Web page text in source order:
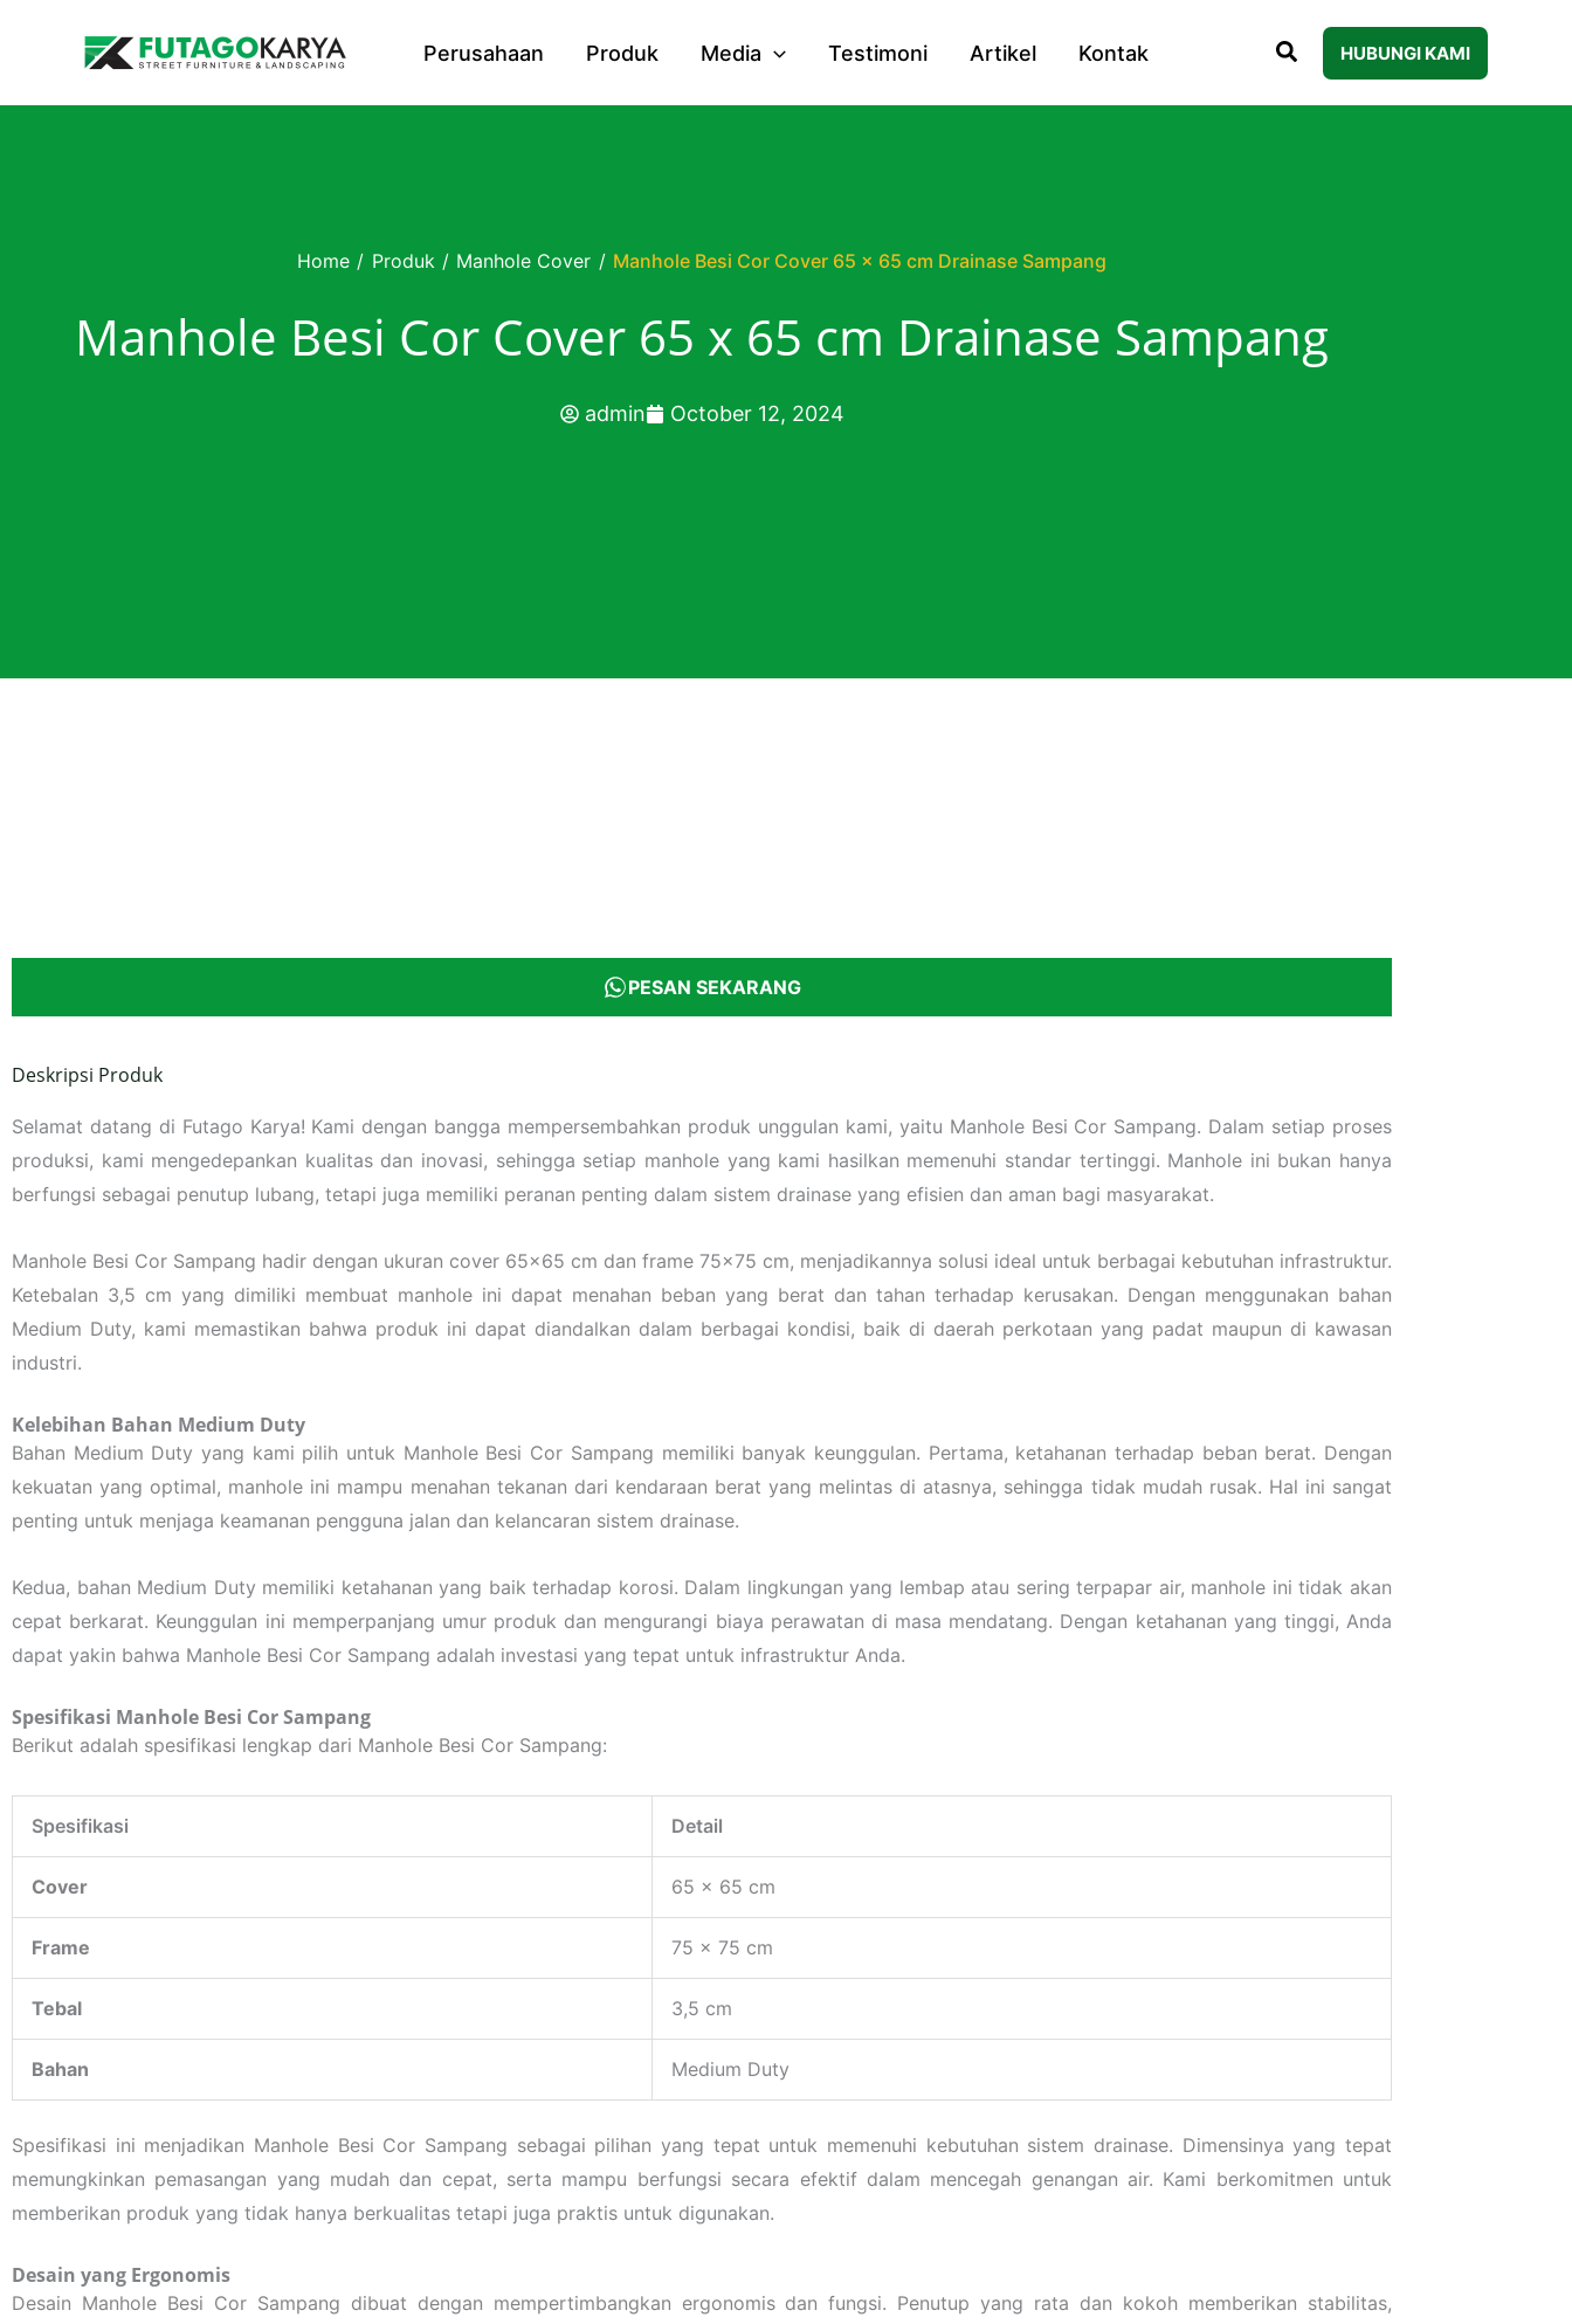
Perusahaan Produk Media Testimoni Artikel Kontak HUBUNGI KAMI
Home / Produk / Manhole Cover / Manhole Besi Cor Cover 65 x 65 cm Drainase Sampang
Manhole Besi Cor Cover 65 x 65 cm Drainase Sampang
admin October 12, 2024
PESAN SEKARANG
Deskripsi Produk
Selamat datang di Futago Karya! Kami dengan bangga mempersembahkan produk unggulan kami, yaitu Manhole Besi Cor Sampang. Dalam setiap proses
produksi, kami mengedepankan kualitas dan inovasi, sehingga setiap manhole yang kami hasilkan memenuhi standar tertinggi. Manhole ini bukan hanya
berfungsi sebagai penutup lubang, tetapi juga memiliki peranan penting dalam sistem drainase yang efisien dan aman bagi masyarakat.
Manhole Besi Cor Sampang hadir dengan ukuran cover 65×65 cm dan frame 75×75 cm, menjadikannya solusi ideal untuk berbagai kebutuhan infrastruktur.
Ketebalan 3,5 cm yang dimiliki membuat manhole ini dapat menahan beban yang berat dan tahan terhadap kerusakan. Dengan menggunakan bahan
Medium Duty, kami memastikan bahwa produk ini dapat diandalkan dalam berbagai kondisi, baik di daerah perkotaan yang padat maupun di kawasan
industri.
Kelebihan Bahan Medium Duty
Bahan Medium Duty yang kami pilih untuk Manhole Besi Cor Sampang memiliki banyak keunggulan. Pertama, ketahanan terhadap beban berat. Dengan
kekuatan yang optimal, manhole ini mampu menahan tekanan dari kendaraan berat yang melintas di atasnya, sehingga tidak mudah rusak. Hal ini sangat
penting untuk menjaga keamanan pengguna jalan dan kelancaran sistem drainase.
Kedua, bahan Medium Duty memiliki ketahanan yang baik terhadap korosi. Dalam lingkungan yang lembap atau sering terpapar air, manhole ini tidak akan
cepat berkarat. Keunggulan ini memperpanjang umur produk dan mengurangi biaya perawatan di masa mendatang. Dengan ketahanan yang tinggi, Anda
dapat yakin bahwa Manhole Besi Cor Sampang adalah investasi yang tepat untuk infrastruktur Anda.
Spesifikasi Manhole Besi Cor Sampang
Berikut adalah spesifikasi lengkap dari Manhole Besi Cor Sampang:
Spesifikasi Detail
Cover 65 x 65 cm
Frame 75 x 75 cm
Tebal 3,5 cm
Bahan Medium Duty
Spesifikasi ini menjadikan Manhole Besi Cor Sampang sebagai pilihan yang tepat untuk memenuhi kebutuhan sistem drainase. Dimensinya yang tepat
memungkinkan pemasangan yang mudah dan cepat, serta mampu berfungsi secara efektif dalam mencegah genangan air. Kami berkomitmen untuk
memberikan produk yang tidak hanya berkualitas tetapi juga praktis untuk digunakan.
Desain yang Ergonomis
Desain Manhole Besi Cor Sampang dibuat dengan mempertimbangkan ergonomis dan fungsi. Penutup yang rata dan kokoh memberikan stabilitas,